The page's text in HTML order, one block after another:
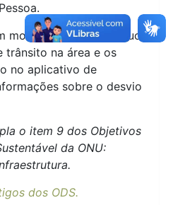
monitoramento contínuo
trânsito na área e os
no aplicativo de
sobre o desvio
o item 9 dos Objetivos
da ONU:
dos ODS.